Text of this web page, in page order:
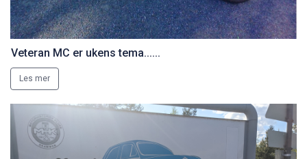
Veteran MC er ukens tema......
Les mer